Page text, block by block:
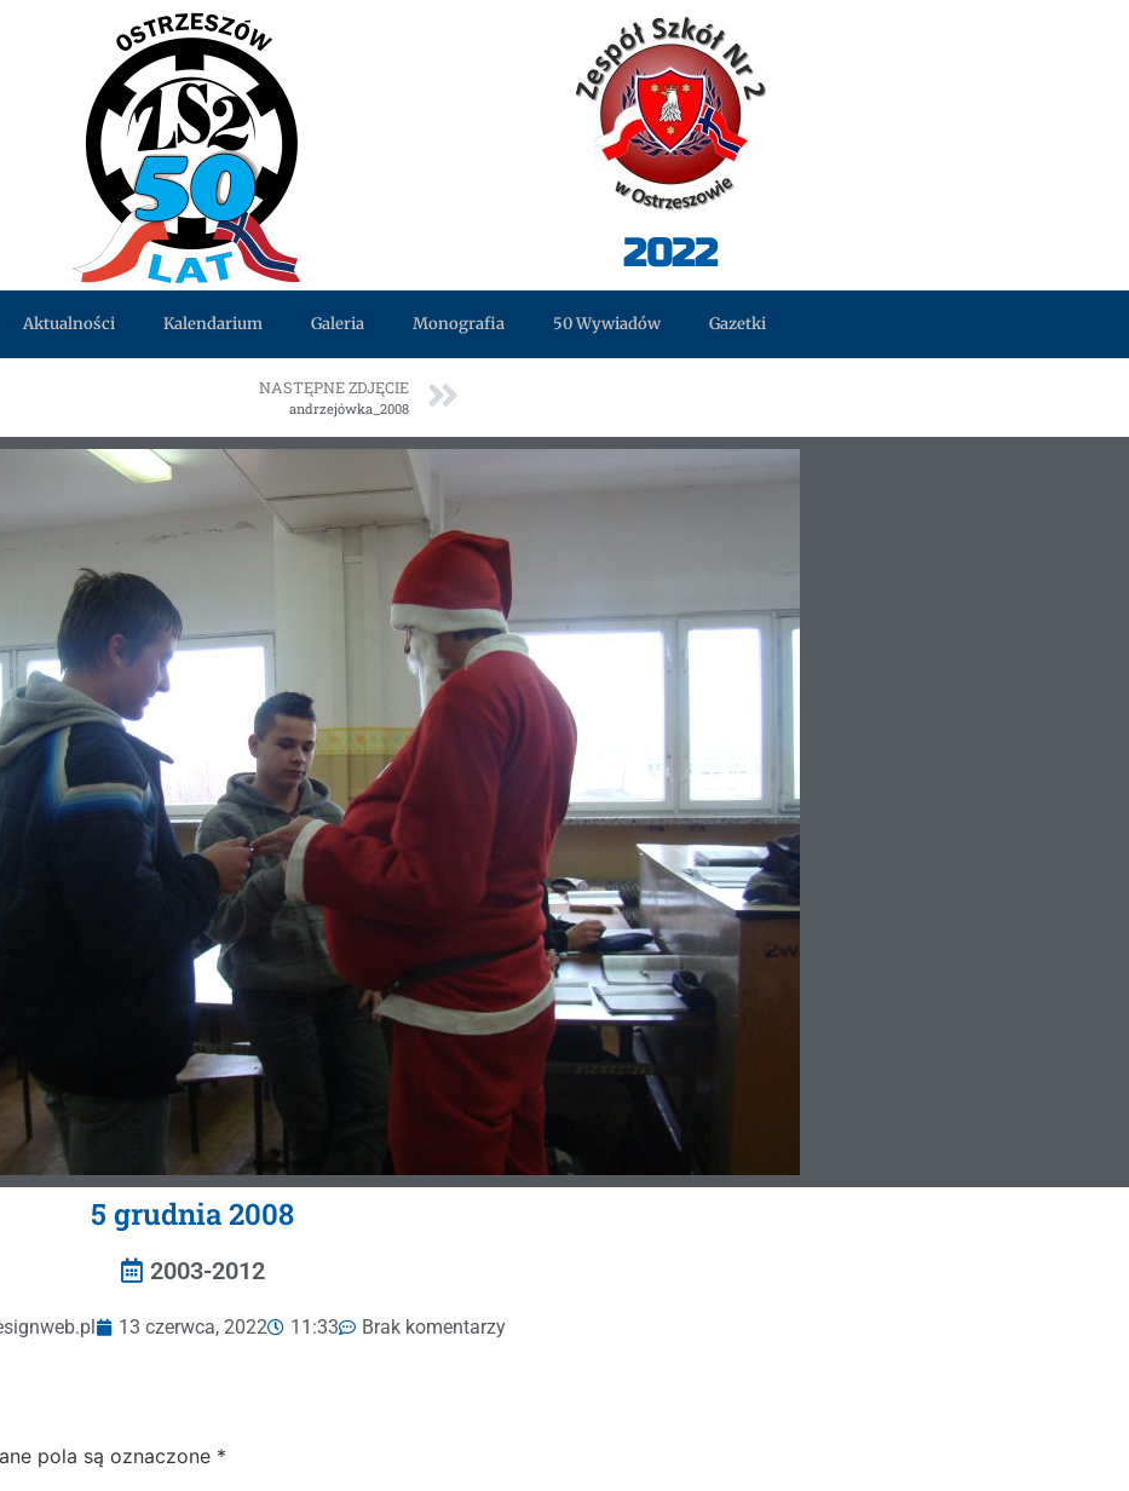
2022
Aktualności Kalendarium Galeria Monografia 50 Wywiadów Gazetki
NASTĘPNE ZDJĘCIE
andrzejówka_2008
5 grudnia 2008
2003-2012
13 czerwca, 2022 11:33 Brak komentarzy
pola są oznaczone *